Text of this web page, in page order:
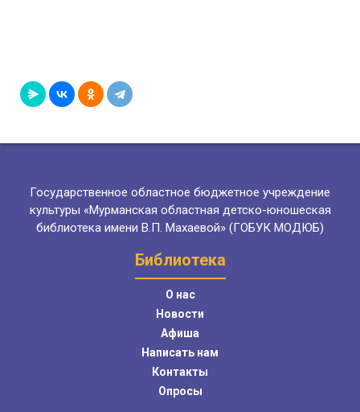
Государственное областное бюджетное учреждение
культуры «Мурманская областная детско-юношеская
библиотека имени В.П. Махаевой» (ГОБУК МОДЮБ)
Библиотека
О нас
Новости
Афиша
Написать нам
Контакты
Опросы